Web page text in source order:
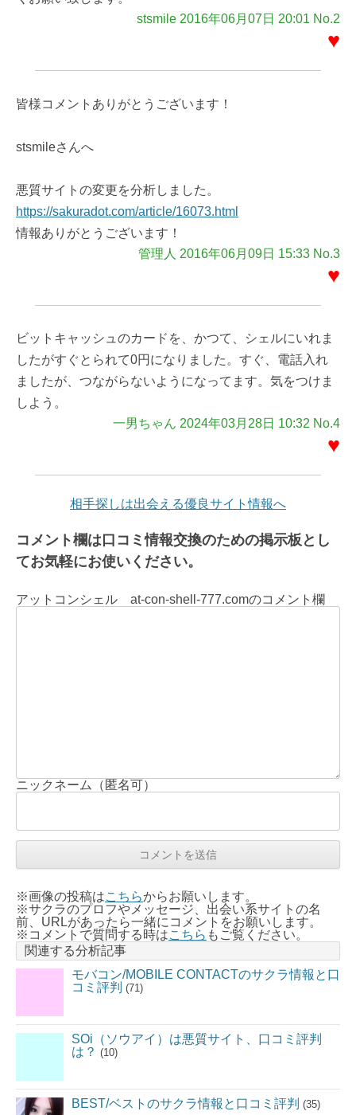
stsmile 2016年06月07日 20:01 No.2
♥
皆様コメントありがとうございます！
stsmileさんへ
悪質サイトの変更を分析しました。
https://sakuradot.com/article/16073.html
情報ありがとうございます！
管理人 2016年06月09日 15:33 No.3
♥
ビットキャッシュのカードを、かつて、シェルにいれま
したがすぐとられて0円になりました。すぐ、電話入れ
ましたが、つながらないようになってます。気をつけま
しよう。
一男ちゃん 2024年03月28日 10:32 No.4
♥
相手探しは出会える優良サイト情報へ
コメント欄は口コミ情報交換のための掲示板とし
てお気軽にお使いください。
アットコンシェル at-con-shell-777.comのコメント欄
ニックネーム（匿名可）
※画像の投稿はこちらからお願いします。
※サクラのプロフやメッセージ、出会い系サイトの名
前、URLがあったら一緒にコメントをお願いします。
※コメントで質問する時はこちら もご覧ください。
関連する分析記事
モバコン/MOBILE CONTACTのサクラ情報と口
コミ評判 (71)
SOi（ソウアイ）は悪質サイト、口コミ評判
は？ (10)
BEST/ベストのサクラ情報と口コミ評判 (35)